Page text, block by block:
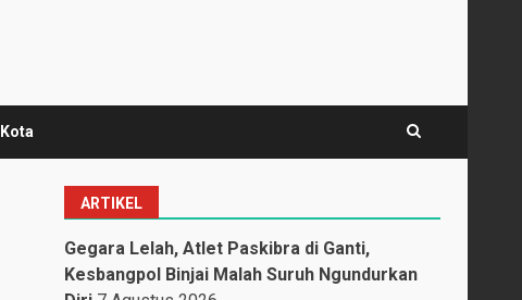
Kota
ARTIKEL
Gegara Lelah, Atlet Paskibra di Ganti,
Kesbangpol Binjai Malah Suruh Ngundurkan